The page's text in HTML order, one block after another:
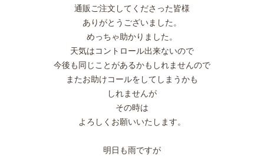
通販ご注文してくださった皆様
ありがとうございました。
めっちゃ助かりました。
天気はコントロール出来ないので
今後も同じことがあるかもしれませんので
またお助けコールをしてしまうかも
しれませんが
その時は
よろしくお願いいたします。
明日も雨ですが